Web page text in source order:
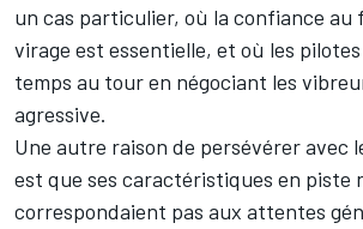
un cas particulier, où la confiance au
virage est essentielle, et où les
temps au tour en négociant les
agressive.
Une autre raison de persévérer avec
est que ses caractéristiques en piste
correspondaient pas aux attentes